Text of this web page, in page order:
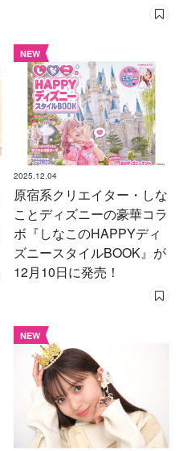
NEW
2025.12.04
原宿系クリエイター・しな
ことディズニーの豪華コラ
ボ『しなこのHAPPYディ
ズニースタイルBOOK』が
12月10日に発売！
NEW